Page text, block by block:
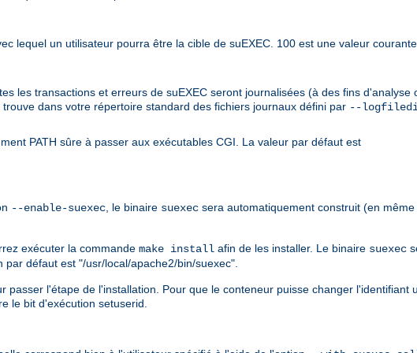
lequel un utilisateur pourra être la cible de suEXEC. 100 est une valeur
les transactions et erreurs de suEXEC seront journalisées (à des fins d'analyse
trouve dans votre répertoire standard des fichiers journaux défini par --
PATH sûre à passer aux exécutables CGI. La valeur par défaut est
--enable-suexec , le binaire suexec sera automatiquement construit (en
exécuter la commande make install afin de les installer. Le binaire suexec
par défaut est "/usr/local/apache2/bin/suexec".
passer l'étape de l'installation. Pour que le conteneur puisse changer l'identifiant
le bit d'exécution setuserid.